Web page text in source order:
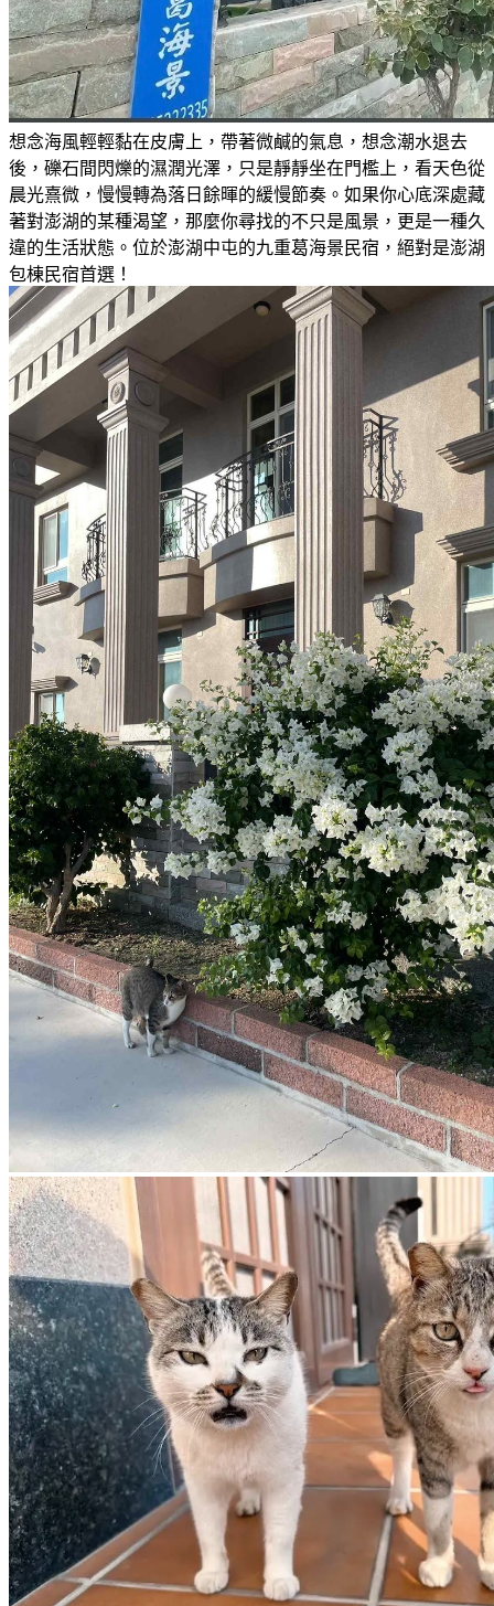
想念海風輕輕黏在皮膚上，帶著微鹹的氣息，想念潮水退去
後，礫石間閃爍的濕潤光澤，只是靜靜坐在門檻上，看天色從
晨光熹微，慢慢轉為落日餘暉的緩慢節奏。如果你心底深處藏
著對澎湖的某種渴望，那麼你尋找的不只是風景，更是一種久
違的生活狀態。位於澎湖中屯的九重葛海景民宿，絕對是澎湖
包棟民宿首選！